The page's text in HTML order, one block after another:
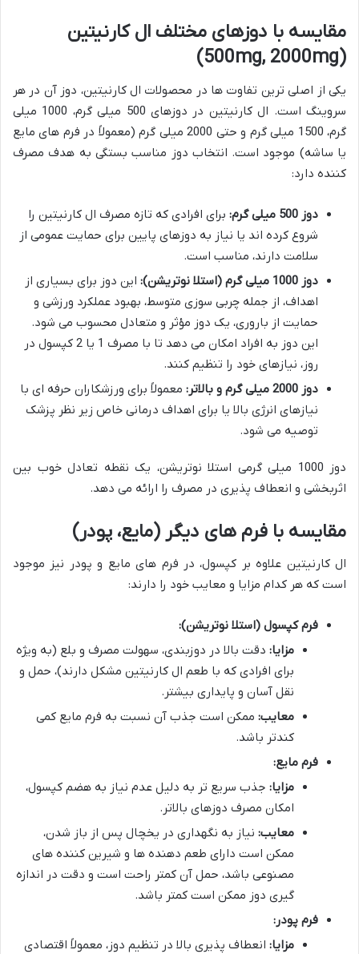
مقایسه با دوزهای مختلف ال کارنیتین
(500mg, 2000mg)
یکی از اصلی ترین تفاوت ها در محصولات ال کارنیتین، دوز آن در هر
سروینگ است. ال کارنیتین در دوزهای 500 میلی گرم، 1000 میلی
گرم، 1500 میلی گرم و حتی 2000 میلی گرم (معمولاً در فرم های مایع
یا ساشه) موجود است. انتخاب دوز مناسب بستگی به هدف مصرف
کننده دارد:
دوز 500 میلی گرم:
برای افرادی که تازه مصرف ال کارنیتین را
شروع کرده اند یا نیاز به دوزهای پایین برای حمایت عمومی از
سلامت دارند، مناسب است.
دوز 1000 میلی گرم (استلا نوتریشن):
این دوز برای بسیاری از
اهداف، از جمله چربی سوزی متوسط، بهبود عملکرد ورزشی و
حمایت از باروری، یک دوز مؤثر و متعادل محسوب می شود.
این دوز به افراد امکان می دهد تا با مصرف 1 یا 2 کپسول در
روز، نیازهای خود را تنظیم کنند.
دوز 2000 میلی گرم و بالاتر:
معمولاً برای ورزشکاران حرفه ای با
نیازهای انرژی بالا یا برای اهداف درمانی خاص زیر نظر پزشک
توصیه می شود.
دوز 1000 میلی گرمی استلا نوتریشن، یک نقطه تعادل خوب بین
اثربخشی و انعطاف پذیری در مصرف را ارائه می دهد.
مقایسه با فرم های دیگر (مایع، پودر)
ال کارنیتین علاوه بر کپسول، در فرم های مایع و پودر نیز موجود
است که هر کدام مزایا و معایب خود را دارند:
فرم کپسول (استلا نوتریشن):
مزایا: دقت بالا در دوزبندی، سهولت مصرف و بلع (به ویژه
برای افرادی که با طعم ال کارنیتین مشکل دارند)، حمل و
نقل آسان و پایداری بیشتر.
معایب: ممکن است جذب آن نسبت به فرم مایع کمی
کندتر باشد.
فرم مایع:
مزایا: جذب سریع تر به دلیل عدم نیاز به هضم کپسول،
امکان مصرف دوزهای بالاتر.
معایب: نیاز به نگهداری در یخچال پس از باز شدن،
ممکن است دارای طعم دهنده ها و شیرین کننده های
مصنوعی باشد، حمل آن کمتر راحت است و دقت در اندازه
گیری دوز ممکن است کمتر باشد.
فرم پودر:
مزایا: انعطاف پذیری بالا در تنظیم دوز، معمولاً اقتصادی